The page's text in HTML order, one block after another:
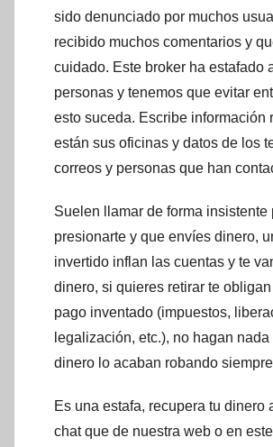
sido denunciado por muchos
recibido muchos comentarios y
cuidado. Este broker ha estafado
personas y tenemos que evitar
esto suceda. Escribe información
están sus oficinas y datos de los
correos y personas que han
Suelen llamar de forma insistente
presionarte y que envíes dinero,
invertido inflan las cuentas y te
dinero, si quieres retirar te
pago inventado (impuestos,
legalización, etc.), no hagan nada
dinero lo acaban robando
Es una estafa, recupera tu dinero
chat que de nuestra web o en este